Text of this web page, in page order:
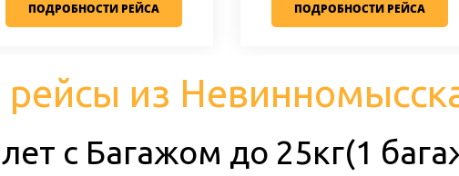
ПОДРОБНОСТИ РЕЙСА ПОДРОБНОСТИ РЕЙСА
рейсы из
с Багажом до 25кг(1